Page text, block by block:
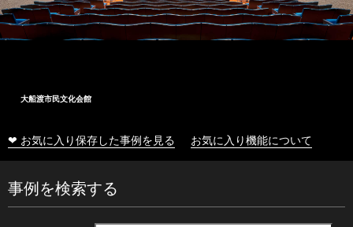
大船渡市民文化会館
❤ お気に入り保存した事例を見る お気に入り機能について
事例を検索する